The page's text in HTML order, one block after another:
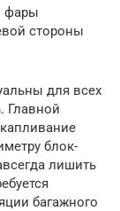
фары
стороны
для всех
Главной
блок-
лишить
багажного